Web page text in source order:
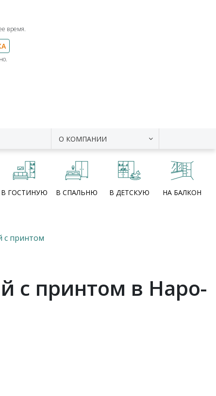
время.
О КОМПАНИИ
В ГОСТИНУЮ В СПАЛЬНЮ В ДЕТСКУЮ НА БАЛКОН
с принтом
с принтом в Наро-